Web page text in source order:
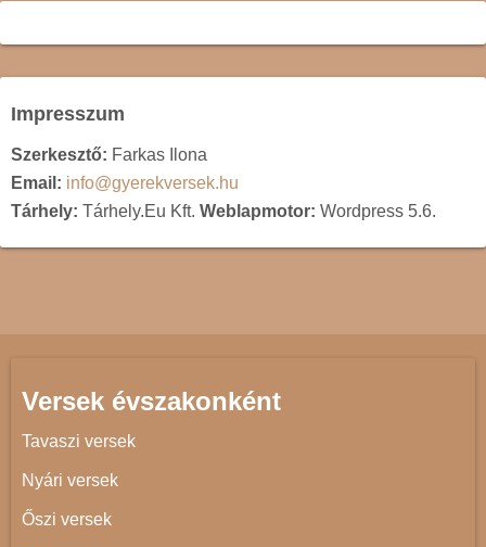
Impresszum
Szerkesztő: Farkas Ilona
Email: info@gyerekversek.hu
Tárhely: Tárhely.Eu Kft. Weblapmotor: Wordpress 5.6.
Versek évszakonként
Tavaszi versek
Nyári versek
Őszi versek